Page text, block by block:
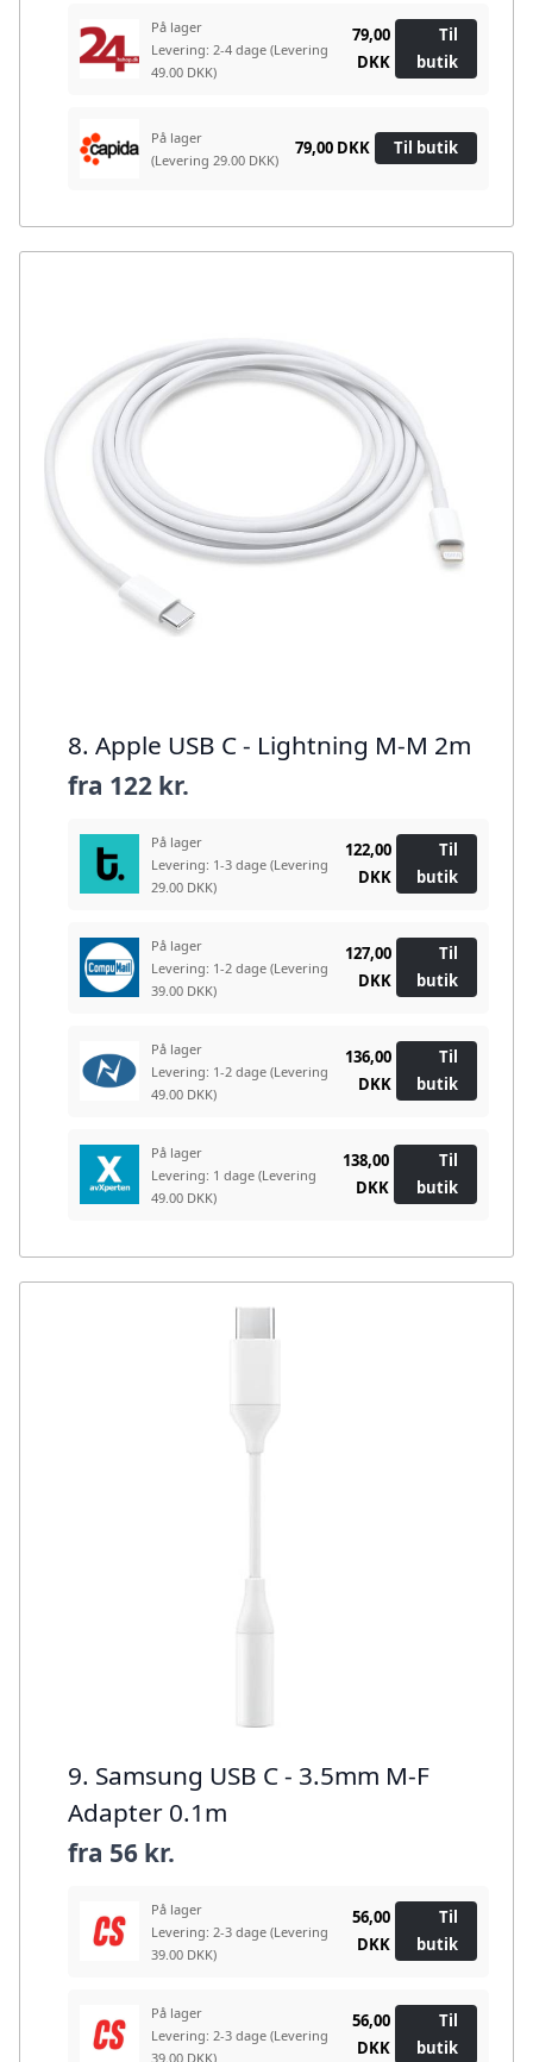
På lager
Levering: 2-4 dage (Levering
49.00 DKK)
79,00
DKK
Til
butik
På lager
(Levering 29.00 DKK)
79,00 DKK Til butik
8. Apple USB C - Lightning M-M 2m
fra 122 kr.
På lager
Levering: 1-3 dage (Levering
29.00 DKK)
122,00
DKK
Til
butik
På lager
Levering: 1-2 dage (Levering
39.00 DKK)
127,00
DKK
Til
butik
På lager
Levering: 1-2 dage (Levering
49.00 DKK)
136,00
DKK
Til
butik
På lager
Levering: 1 dage (Levering
49.00 DKK)
138,00
DKK
Til
butik
9. Samsung USB C - 3.5mm M-F
Adapter 0.1m
fra 56 kr.
På lager
Levering: 2-3 dage (Levering
39.00 DKK)
56,00
DKK
Til
butik
På lager
Levering: 2-3 dage (Levering
39.00 DKK)
56,00
DKK
Til
butik